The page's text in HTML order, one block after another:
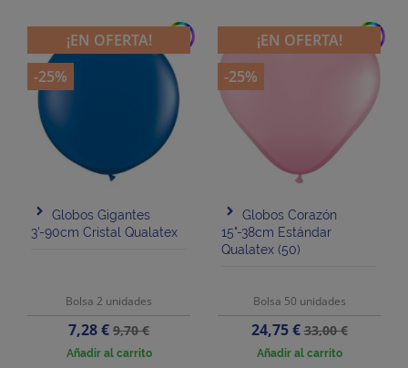
add
Globos Gigantes
3'-90cm Cristal Qualatex
Bolsa 2 unidades
Precio
7,28 €Precio
base
9,70 €
Añadir al carrito
¡EN OFERTA!
-25%
add
Globos Corazón
15"-38cm Estándar
Qualatex (50)
Bolsa 50 unidades
Precio
24,75 €Precio
base
33,00 €
Añadir al carrito
¡EN OFERTA!
-25%